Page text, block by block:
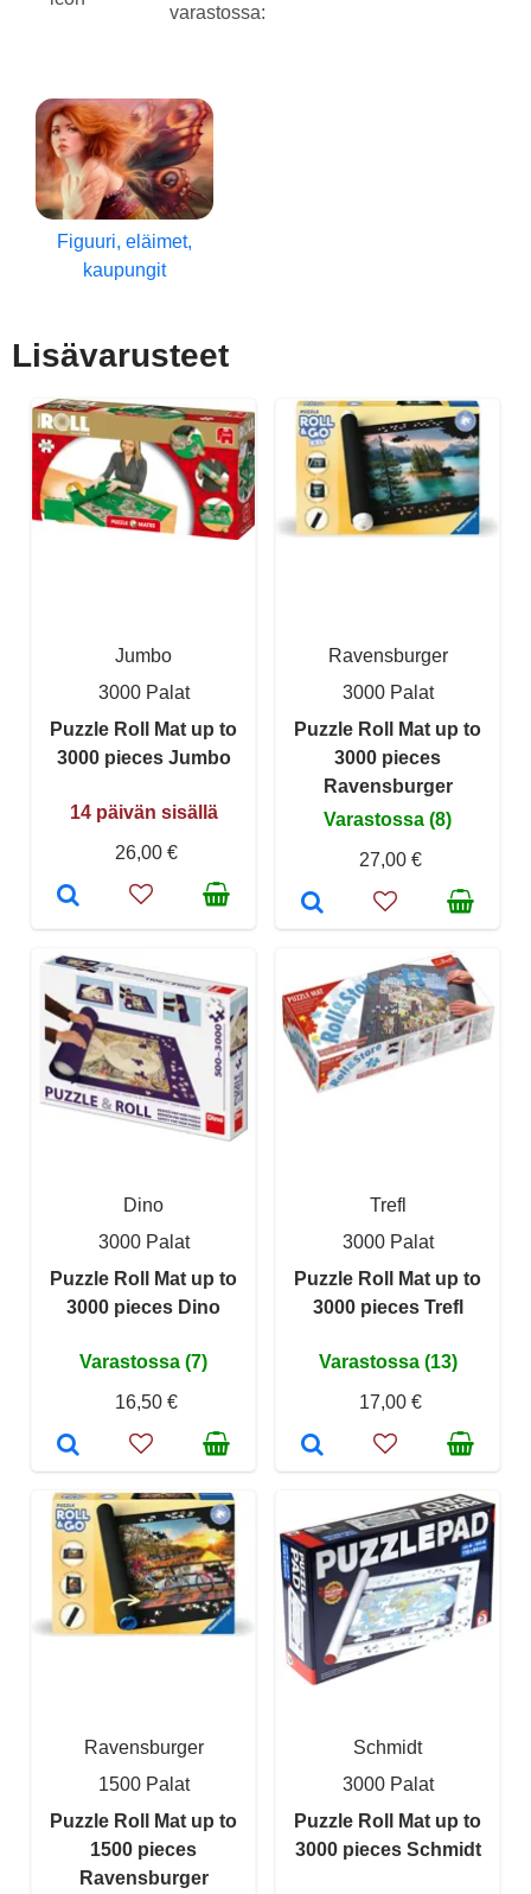
varastossa:
Figuuri, eläimet,
kaupungit
Lisävarusteet
Jumbo
3000 Palat
Puzzle Roll Mat up to
3000 pieces Jumbo
14 päivän sisällä
26,00 €
Ravensburger
3000 Palat
Puzzle Roll Mat up to
3000 pieces
Ravensburger
Varastossa (8)
27,00 €
Dino
3000 Palat
Puzzle Roll Mat up to
3000 pieces Dino
Varastossa (7)
16,50 €
Trefl
3000 Palat
Puzzle Roll Mat up to
3000 pieces Trefl
Varastossa (13)
17,00 €
Ravensburger
1500 Palat
Puzzle Roll Mat up to
1500 pieces
Ravensburger
Schmidt
3000 Palat
Puzzle Roll Mat up to
3000 pieces Schmidt